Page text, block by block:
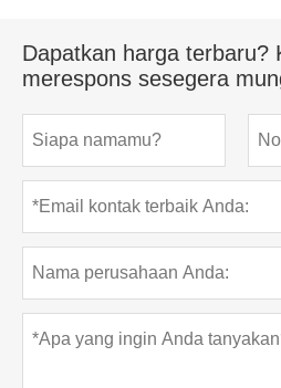
Dapatkan harga terbaru?
merespons sesegera